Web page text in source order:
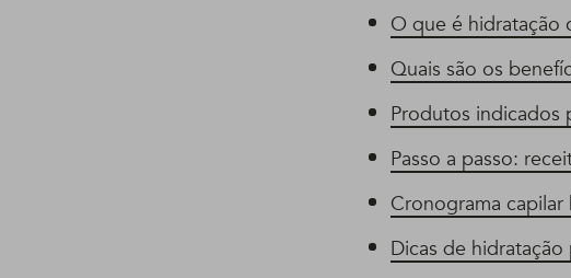
O que é hidratação
Quais são os
Produtos indicados
Passo a passo:
Cronograma capilar
Dicas de